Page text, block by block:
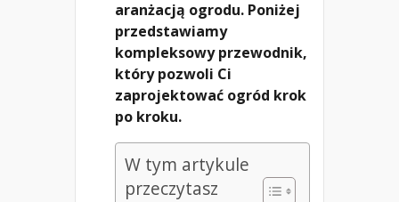
aranżacją ogrodu. Poniżej
przedstawiamy
kompleksowy przewodnik,
który pozwoli Ci
zaprojektować ogród krok
po kroku.
W tym artykule
przeczytasz